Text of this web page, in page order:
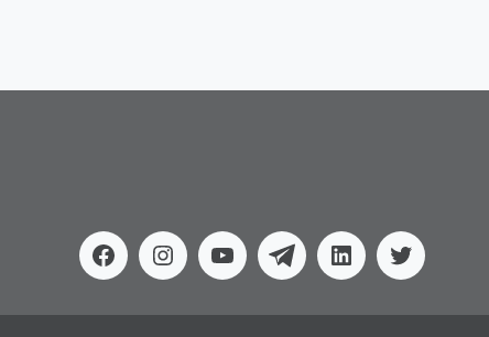
FacebookInstagram
YoutubeTelegramLinkedinTwitter